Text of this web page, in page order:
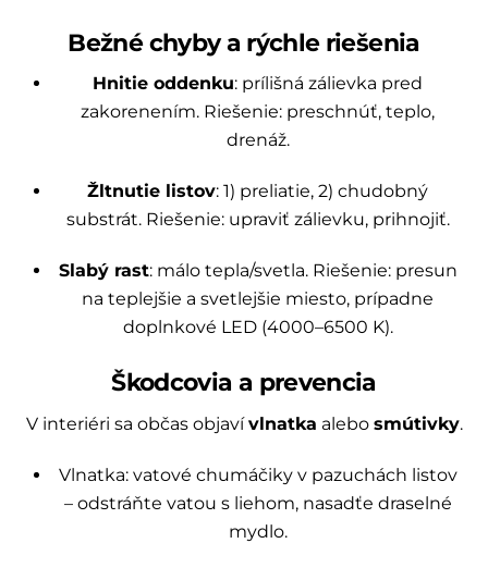
Bežné chyby a rýchle riešenia
Hnitie oddenku: prílišná zálievka pred
zakorenením. Riešenie: preschnúť, teplo,
drenáž.
Žltnutie listov: 1) preliatie, 2) chudobný
substrát. Riešenie: upraviť zálievku, prihnojiť.
Slabý rast: málo tepla/svetla. Riešenie: presun
na teplejšie a svetlejšie miesto, prípadne
doplnkové LED (4000–6500 K).
Škodcovia a prevencia
V interiéri sa občas objavívlnatka alebo smútivky.
Vlnatka: vatové chumáčiky v pazuchách listov
– odstráňte vatou s liehom, nasadťe draselné
mydlo.